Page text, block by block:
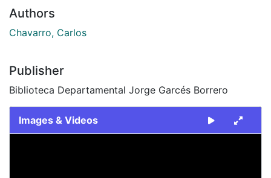
Authors
Chavarro, Carlos
Publisher
Biblioteca Departamental Jorge Garcés Borrero
Images & Videos